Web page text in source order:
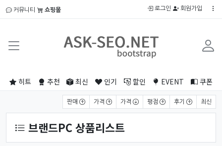
커뮤니티 쇼핑몰 로그인 회원가입
히트 추천 최신 인기 할인 EVENT 쿠폰
판매 가격 가격 평점 후기 최신
브랜드PC 상품리스트